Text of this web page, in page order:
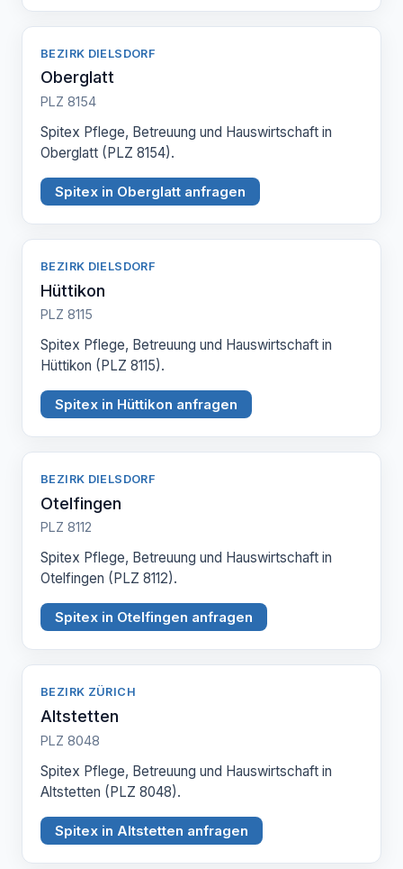
BEZIRK DIELSDORF
Oberglatt
PLZ 8154
Spitex Pflege, Betreuung und Hauswirtschaft in
Oberglatt (PLZ 8154).
Spitex in Oberglatt anfragen
BEZIRK DIELSDORF
Hüttikon
PLZ 8115
Spitex Pflege, Betreuung und Hauswirtschaft in
Hüttikon (PLZ 8115).
Spitex in Hüttikon anfragen
BEZIRK DIELSDORF
Otelfingen
PLZ 8112
Spitex Pflege, Betreuung und Hauswirtschaft in
Otelfingen (PLZ 8112).
Spitex in Otelfingen anfragen
BEZIRK ZÜRICH
Altstetten
PLZ 8048
Spitex Pflege, Betreuung und Hauswirtschaft in
Altstetten (PLZ 8048).
Spitex in Altstetten anfragen